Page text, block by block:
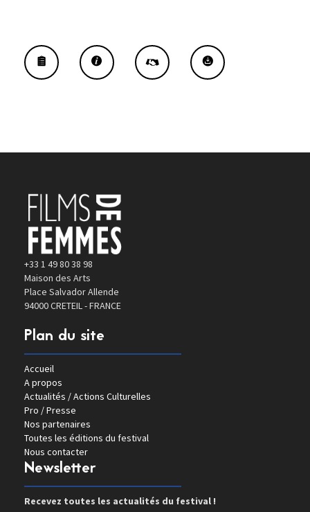
+33 1 49 80 38 98
Maison des Arts
Place Salvador Allende
94000 CRETEIL - FRANCE
Plan du site
Accueil
A propos
Actualités / Actions Culturelles
Pro / Presse
Nos partenaires
Toutes les éditions du festival
Nous contacter
Newsletter
Recevez toutes les actualités du festival !